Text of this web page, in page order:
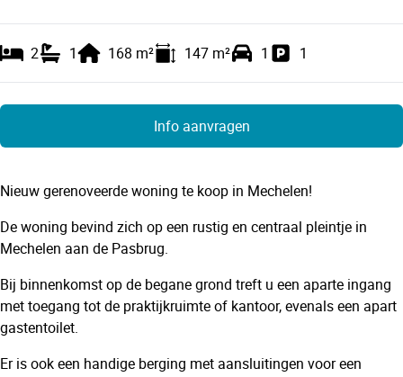
2 1 168 m² 147 m² 1 1
Info aanvragen
Nieuw gerenoveerde woning te koop in Mechelen!
De woning bevind zich op een rustig en centraal pleintje in
Mechelen aan de Pasbrug.
Bij binnenkomst op de begane grond treft u een aparte ingang
met toegang tot de praktijkruimte of kantoor, evenals een apart
gastentoilet.
Er is ook een handige berging met aansluitingen voor een